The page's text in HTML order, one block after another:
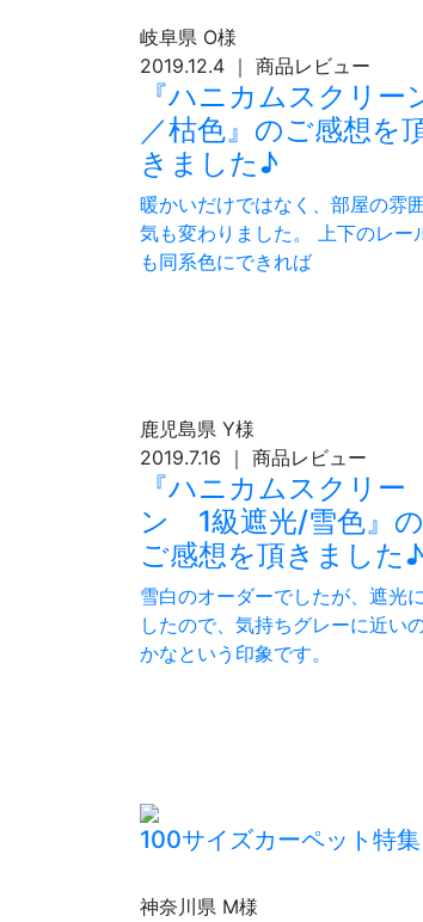
岐阜県 O様
2019.12.4 ｜ 商品レビュー
『ハニカムスクリー
／枯色』のご感想を
きました♪
暖かいだけではなく、部屋の雰
気も変わりました。 上下のレー
も同系色にできれば
鹿児島県 Y様
2019.7.16
｜ 商品レビュー
『ハニカムスクリー
ン 1級遮光/雪色』の
ご感想を頂きました♪
雪白のオーダーでしたが、遮光
したので、気持ちグレーに近い
かなという印象です。
100サイズカーペット特集
神奈川県 M様